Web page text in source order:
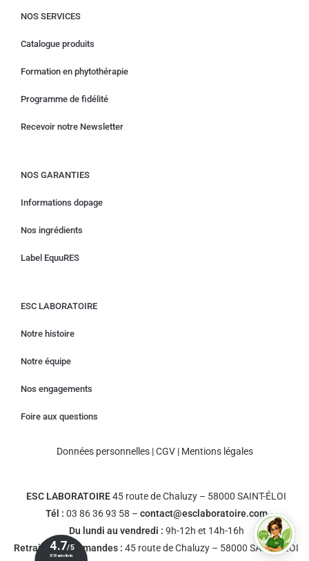
NOS SERVICES
Catalogue produits
Formation en phytothérapie
Programme de fidélité
Recevoir notre Newsletter
NOS GARANTIES
Informations dopage
Nos ingrédients
Label EquuRES
ESC LABORATOIRE
Notre histoire
Notre équipe
Nos engagements
Foire aux questions
Données personnelles|CGV| Mentions légales
ESC LABORATOIRE45 route de Chaluzy – 58000 SAINT-ÉLOI
Tél : 03 86 36 93 58 – contact@esclaboratoire.com
Du lundi au vendredi : 9h-12h et 14h-16h
Retrait des commandes :45 route de Chaluzy – 58000 SAINT-ÉLOI